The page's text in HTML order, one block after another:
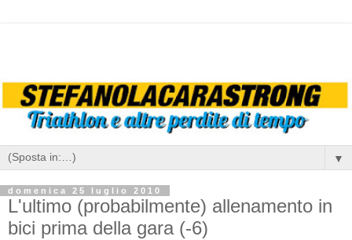
▼
domenica 25 luglio 2010
L'ultimo (probabilmente) allenamento in
bici prima della gara (-6)